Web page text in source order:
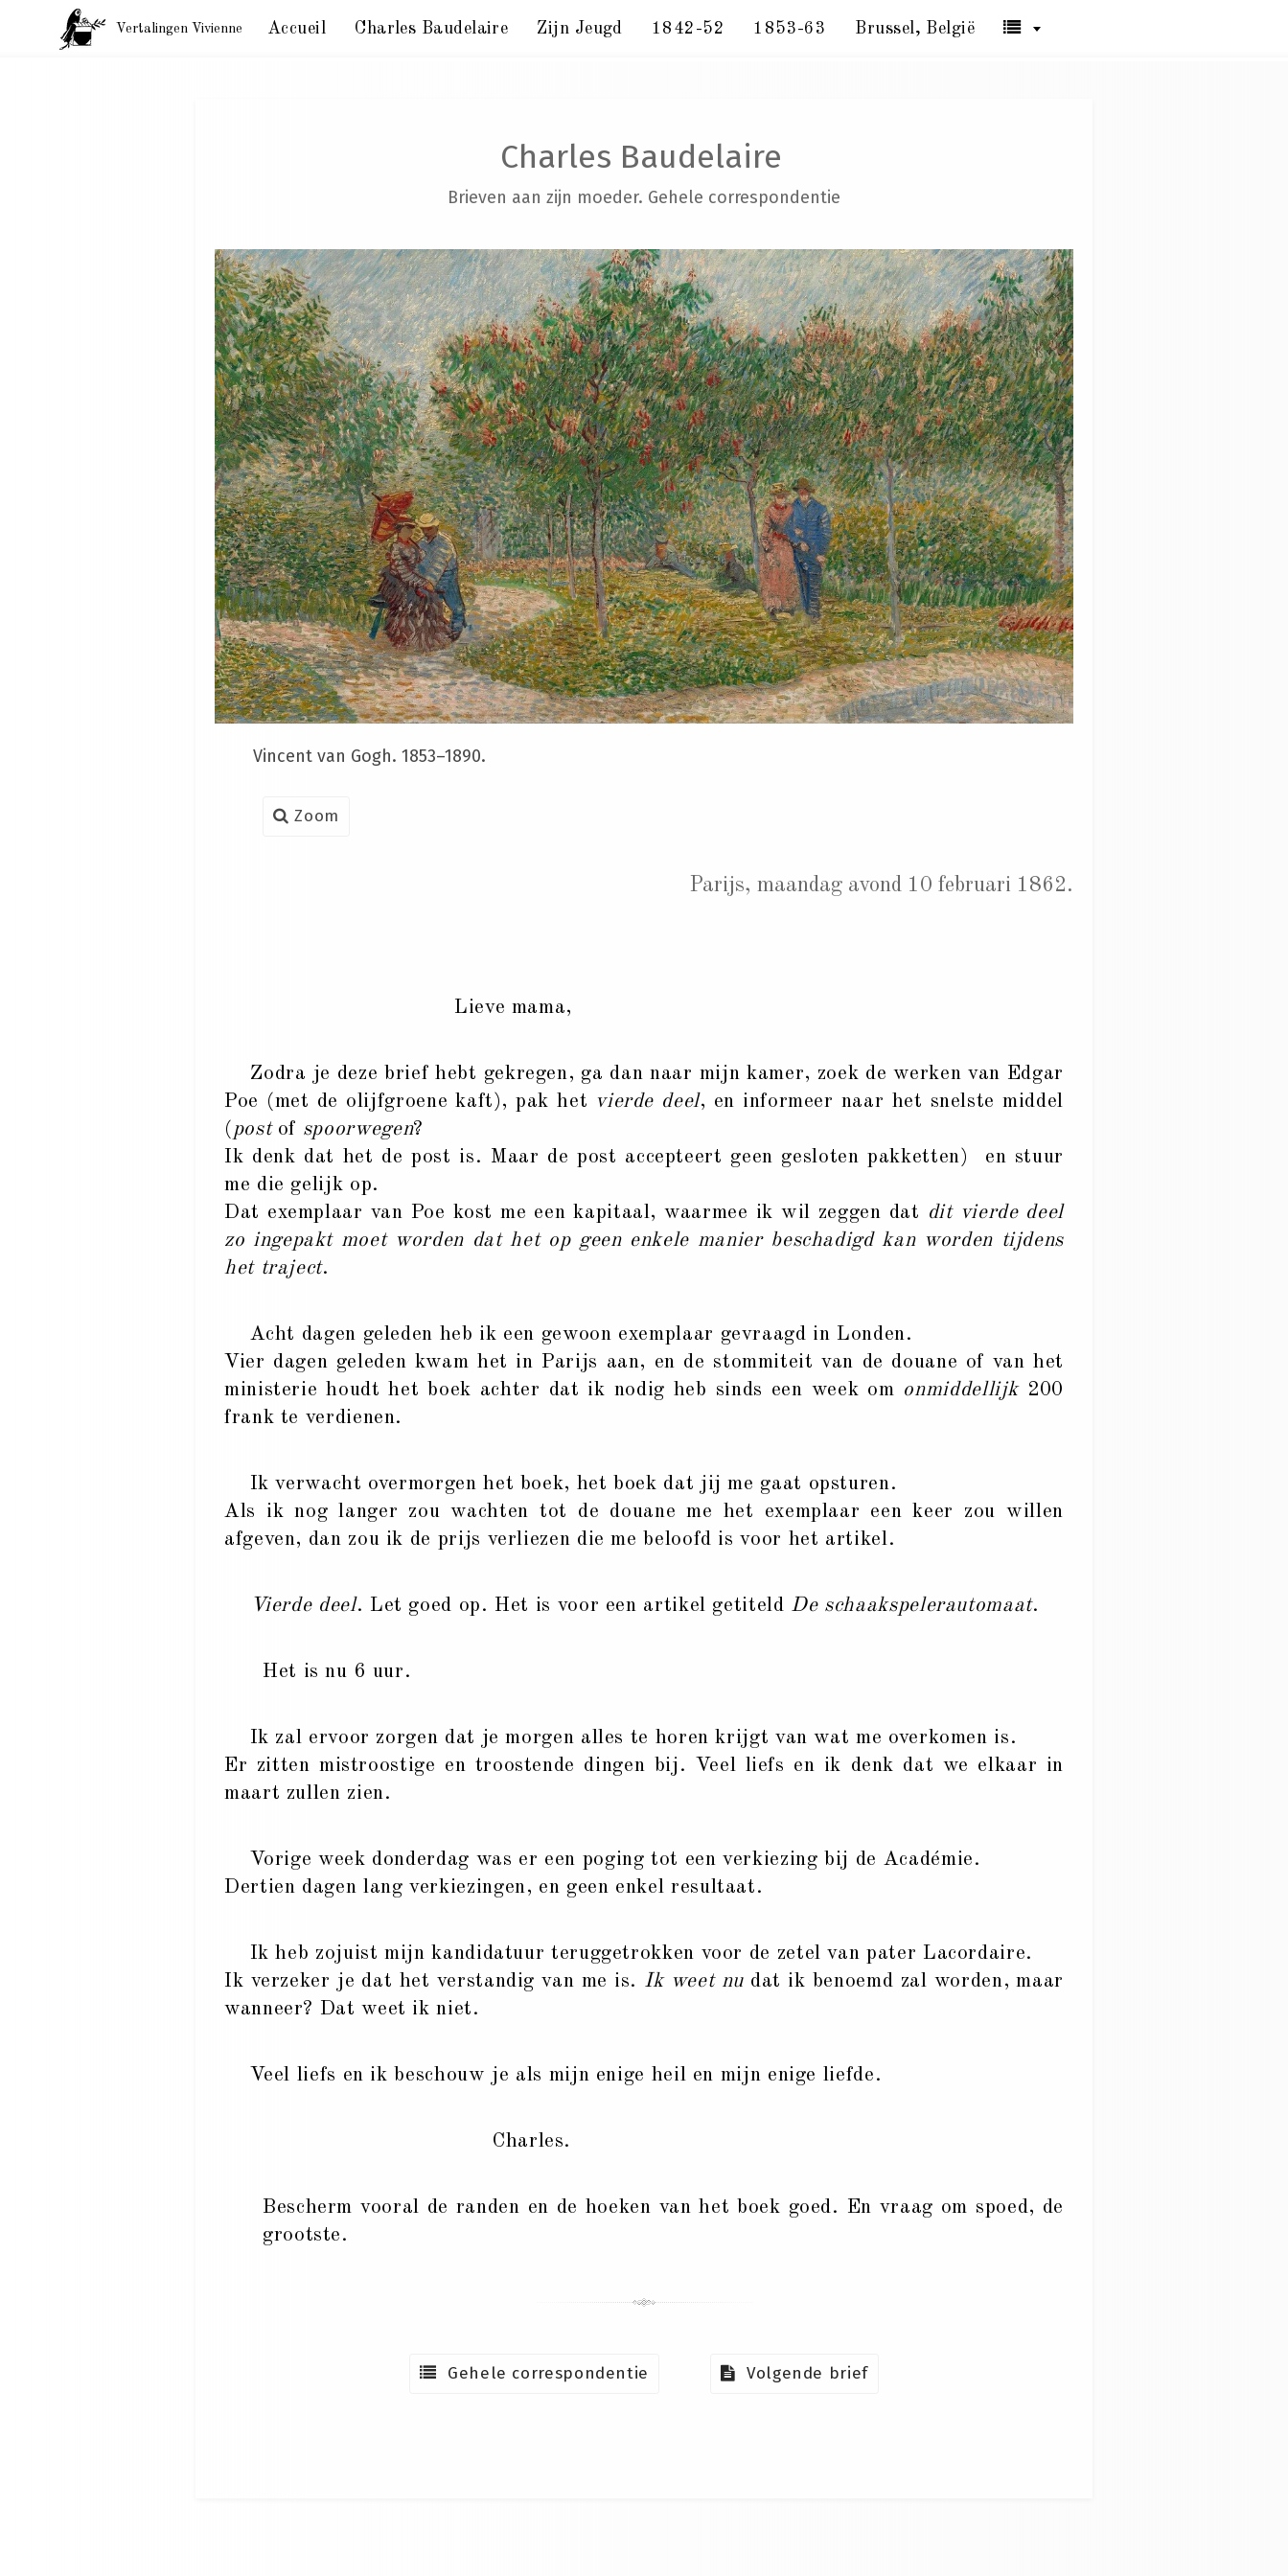
Vertalingen Vivienne Accueil Charles Baudelaire Zijn Jeugd 1842-52 1853-63 Brussel, België
Charles Baudelaire
Brieven aan zijn moeder. Gehele correspondentie
Vincent van Gogh. 1853–1890.
Zoom
Parijs, maandag avond 10 februari 1862.
Lieve mama,
Zodra je deze brief hebt gekregen, ga dan naar mijn kamer, zoek de werken van Edgar
Poe (met de olijfgroene kaft), pak het vierde deel, en informeer naar het snelste middel
( post of spoorwegen?
Ik denk dat het de post is. Maar de post accepteert geen gesloten pakketten) en stuur
me die gelijk op.
Dat exemplaar van Poe kost me een kapitaal, waarmee ik wil zeggen dat dit vierde deel
zo ingepakt moet worden dat het op geen enkele manier beschadigd kan worden tijdens
het traject.
Acht dagen geleden heb ik een gewoon exemplaar gevraagd in Londen.
Vier dagen geleden kwam het in Parijs aan, en de stommiteit van de douane of van het
ministerie houdt het boek achter dat ik nodig heb sinds een week om onmiddellijk 200
frank te verdienen.
Ik verwacht overmorgen het boek, het boek dat jij me gaat opsturen.
Als ik nog langer zou wachten tot de douane me het exemplaar een keer zou willen
afgeven, dan zou ik de prijs verliezen die me beloofd is voor het artikel.
Vierde deel. Let goed op. Het is voor een artikel getiteld De schaakspelerautomaat.
Het is nu 6 uur.
Ik zal ervoor zorgen dat je morgen alles te horen krijgt van wat me overkomen is.
Er zitten mistroostige en troostende dingen bij. Veel liefs en ik denk dat we elkaar in
maart zullen zien.
Vorige week donderdag was er een poging tot een verkiezing bij de Académie.
Dertien dagen lang verkiezingen, en geen enkel resultaat.
Ik heb zojuist mijn kandidatuur teruggetrokken voor de zetel van pater Lacordaire.
Ik verzeker je dat het verstandig van me is. Ik weet nudat ik benoemd zal worden, maar
wanneer? Dat weet ik niet.
Veel liefs en ik beschouw je als mijn enige heil en mijn enige liefde.
Charles.
Bescherm vooral de randen en de hoeken van het boek goed. En vraag om spoed, de
grootste.
Gehele correspondentie Volgende brief